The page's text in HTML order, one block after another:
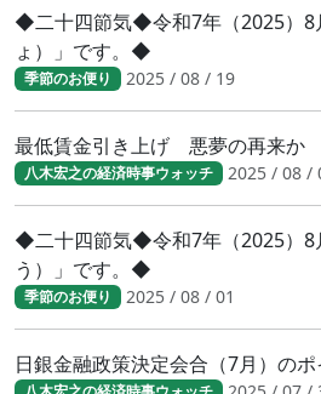
◆二十四節気◆令和7年（2025）8
ょ）」です。◆
季節のお便り 2025 / 08 / 19
最低賃金引き上げ 悪夢の再来か
八木宏之の経済時事ウォッチ 2025 / 08 /
◆二十四節気◆令和7年（2025）8
う）」です。◆
季節のお便り 2025 / 08 / 01
日銀金融政策決定会合（7月）のポ